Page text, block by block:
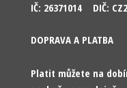
IČ: 26371014 DIČ:
DOPRAVA A PLATBA
Platit můžete na